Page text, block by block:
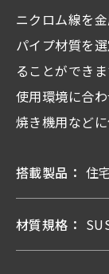
ニクロム線を
パイプ材質を
ることができま
使用環境に合
焼き機用などに
搭載製品： 住
材質規格：